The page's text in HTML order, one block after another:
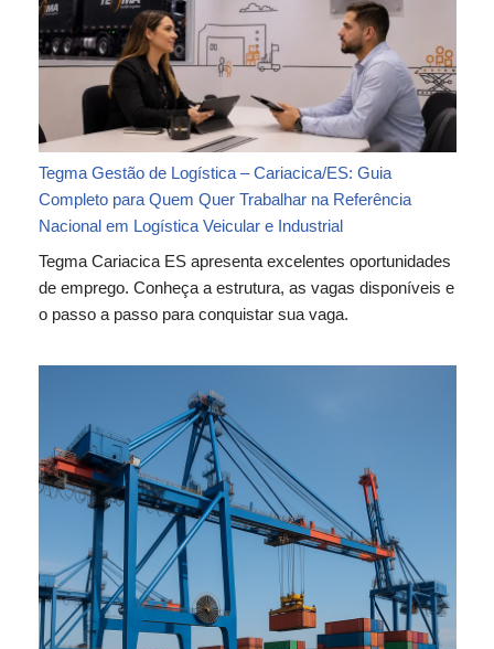
Tegma Gestão de Logística – Cariacica/ES: Guia
Completo para Quem Quer Trabalhar na Referência
Nacional em Logística Veicular e Industrial
Tegma Cariacica ES apresenta excelentes oportunidades
de emprego. Conheça a estrutura, as vagas disponíveis e
o passo a passo para conquistar sua vaga.